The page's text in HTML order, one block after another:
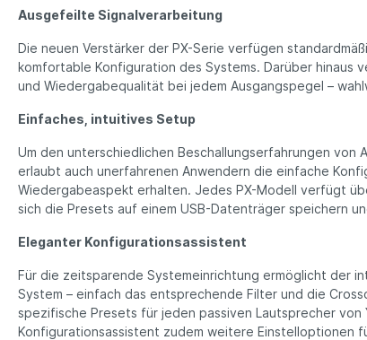
Ausgefeilte Signalverarbeitung
Die neuen Verstärker der PX-Serie verfügen
komfortable Konfiguration des Systems. Darüber hinaus
und Wiedergabequalität bei jedem Ausgangspegel –
Einfaches, intuitives Setup
Um den unterschiedlichen Beschallungserfahrungen
erlaubt auch unerfahrenen Anwendern die einfache
Wiedergabeaspekt erhalten. Jedes PX-Modell verfügt
sich die Presets auf einem USB-Datenträger speichern
Eleganter Konfigurationsassistent
Für die zeitsparende Systemeinrichtung ermöglicht der
System – einfach das entsprechende Filter und die
spezifische Presets für jeden passiven Lautsprecher
Konfigurationsassistent zudem weitere Einstelloptionen